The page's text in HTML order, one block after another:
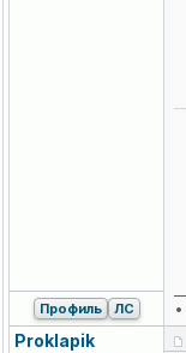
•
Профиль ЛС
Proklapik